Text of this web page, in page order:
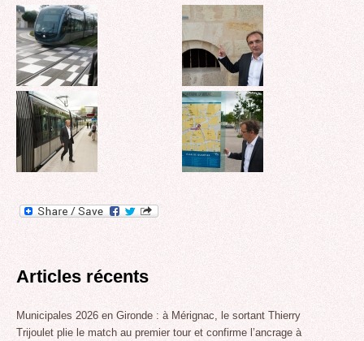
Articles récents
Municipales 2026 en Gironde : à Mérignac, le sortant Thierry
Trijoulet plie le match au premier tour et confirme l’ancrage à